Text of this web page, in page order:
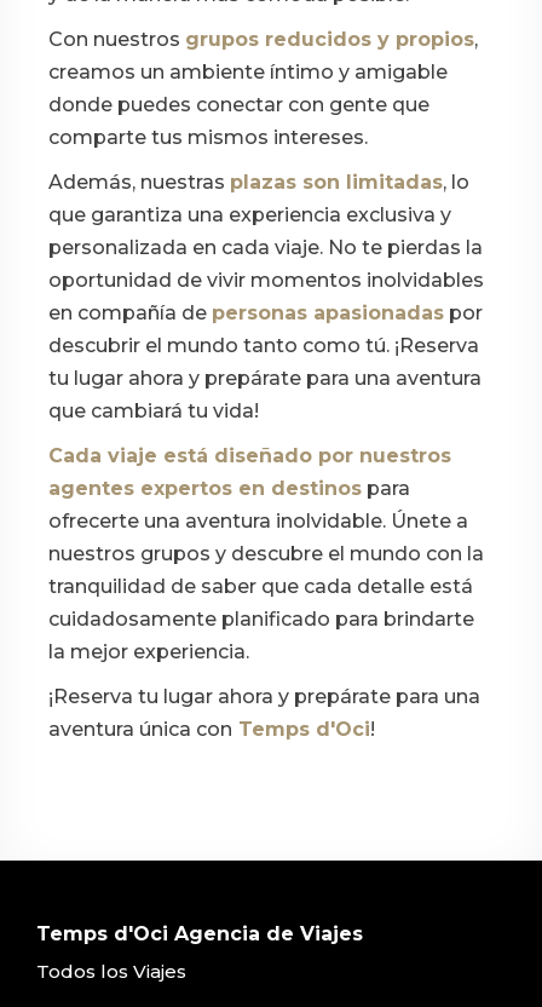
Con nuestros grupos reducidos y propios,
creamos un ambiente íntimo y amigable
donde puedes conectar con gente que
comparte tus mismos intereses.
Además, nuestras plazas son limitadas, lo
que garantiza una experiencia exclusiva y
personalizada en cada viaje. No te pierdas la
oportunidad de vivir momentos inolvidables
en compañía de personas apasionadas por
descubrir el mundo tanto como tú. ¡Reserva
tu lugar ahora y prepárate para una aventura
que cambiará tu vida!
Cada viaje está diseñado por nuestros
agentes expertos en destinos para
ofrecerte una aventura inolvidable. Únete a
nuestros grupos y descubre el mundo con la
tranquilidad de saber que cada detalle está
cuidadosamente planificado para brindarte
la mejor experiencia.
¡Reserva tu lugar ahora y prepárate para una
aventura única con Temps d'Oci!
Temps d'Oci Agencia de Viajes
Todos los Viajes